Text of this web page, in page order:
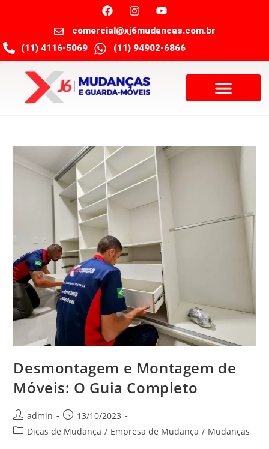
comercial@xj6mudancas.com.br
(11) 4116-5069
(11) 94902-6866
Desmontagem e Montagem de
Móveis: O Guia Completo
admin
13/10/2023
Dicas de Mudança / Empresa de Mudança / Mudanças